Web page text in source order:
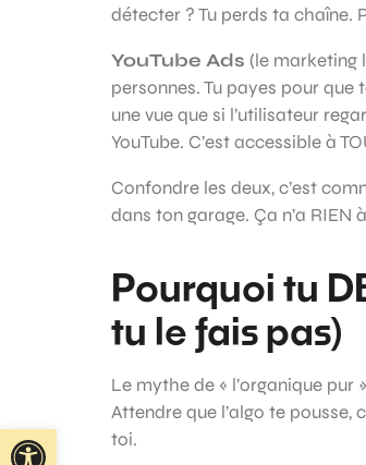
détecter ? Tu perds ta chaîne.
YouTube Ads (le marketing
personnes. Tu payes pour
une vue que si l’utilisateur
YouTube. C’est accessible à
Confondre les deux, c’est
dans ton garage. Ça n’a RIEN
Pourquoi tu
tu le fais pas)
Le mythe de « l’organique pur
Attendre que l’algo te pousse,
toi.
Ouvrir la barre d’outils